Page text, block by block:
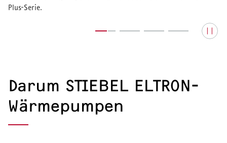
Plus-Serie.
Darum STIEBEL ELTRON-
Wärmepumpen